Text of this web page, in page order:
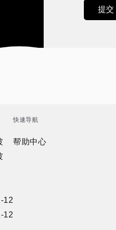
12
12
快速导航
帮助中心